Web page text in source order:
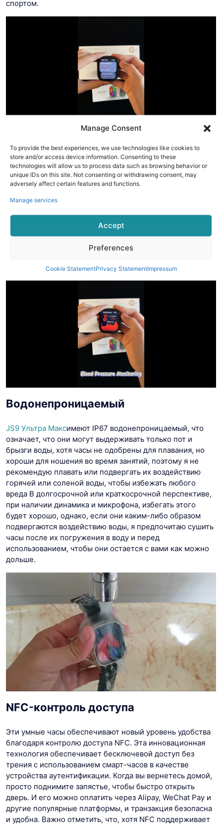
Manage Consent
To provide the best experiences, we use technologies like cookies to
store and/or access device information. Consenting to these
technologies will allow us to process data such as browsing behavior or
unique IDs on this site. Not consenting or withdrawing consent, may
adversely affect certain features and functions.
Manage services
Accept
Preferences
Cookie StatementPrivacy StatementImpressum
спортом.
Водонепроницаемый
JS9 Ультра Максимеют IP67 водонепроницаемый, что
означает, что они могут выдерживать только пот и
брызги воды, хотя часы не одобрены для плавания, но
хороши для ношения во время занятий, поэтому я не
рекомендую плавать или подвергать их воздействию
горячей или соленой воды, чтобы избежать любого
вреда В долгосрочной или краткосрочной перспективе,
при наличии динамика и микрофона, избегать этого
будет хорошо, однако, если они каким-либо образом
подвергаются воздействию воды, я предпочитаю сушить
часы после их погружения в воду и перед
использованием, чтобы они остается с вами как можно
дольше.
NFC-контроль доступа
Эти умные часы обеспечивают новый уровень удобства
благодаря контролю доступа NFC. Эта инновационная
технология обеспечивает бесключевой доступ без
трения с использованием смарт-часов в качестве
устройства аутентификации. Когда вы вернетесь домой,
просто поднимите запястье, чтобы быстро открыть
дверь. И его можно оплатить через Alipay, WeChat Pay и
другие популярные платформы, и транзакция безопасна
и удобна. Важно отметить, что, хотя NFC поддерживает